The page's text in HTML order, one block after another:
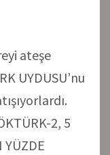
ateşe
UYDUSU’nu
2, 5